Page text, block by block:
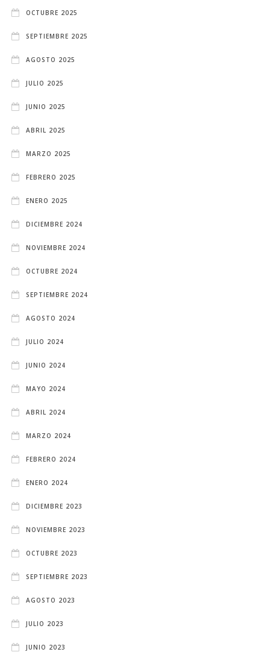
OCTUBRE 2025
SEPTIEMBRE 2025
AGOSTO 2025
JULIO 2025
JUNIO 2025
ABRIL 2025
MARZO 2025
FEBRERO 2025
ENERO 2025
DICIEMBRE 2024
NOVIEMBRE 2024
OCTUBRE 2024
SEPTIEMBRE 2024
AGOSTO 2024
JULIO 2024
JUNIO 2024
MAYO 2024
ABRIL 2024
MARZO 2024
FEBRERO 2024
ENERO 2024
DICIEMBRE 2023
NOVIEMBRE 2023
OCTUBRE 2023
SEPTIEMBRE 2023
AGOSTO 2023
JULIO 2023
JUNIO 2023